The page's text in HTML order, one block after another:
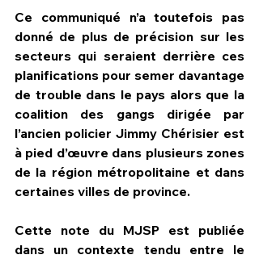
Ce communiqué n’a toutefois pas
donné de plus de précision sur les
secteurs qui seraient derrière ces
planifications pour semer davantage
de trouble dans le pays alors que la
coalition des gangs dirigée par
l’ancien policier Jimmy Chérisier est
à pied d’œuvre dans plusieurs zones
de la région métropolitaine et dans
certaines villes de province.
Cette note du MJSP est publiée
dans un contexte tendu entre le